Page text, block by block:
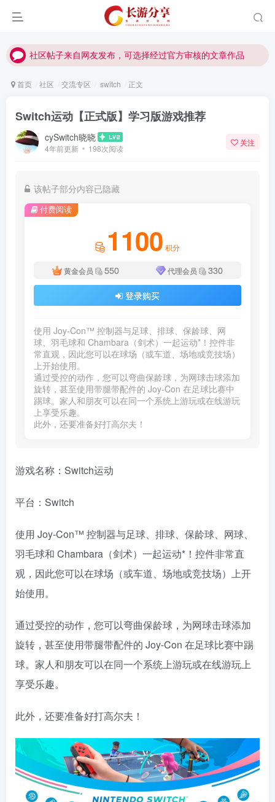
社区帖子来自网友发布，可选择经过官方审核的文章作品
社区帖子来自网友发布，可选择经过官方审核的文章作品
首页 社区 交流专区 switch 正文
Switch运动【正式版】学习版游戏推荐
cySwitch晓晓
4年前更新 198次阅读
关注
该帖子部分内容已隐藏
付费阅读
1100 积分
黄金会员 550 代理会员 330
登录购买
使用 Joy-Con™ 控制器与足球、排球、保龄球、网
球、羽毛球和 Chambara（剑术）一起运动*！控件非
常直观，因此您可以在球场（或车道、场地或竞技场）
上开始使用。
通过受控的动作，您可以弯曲保龄球，为网球击球添加
旋转，甚至使用带腿带配件的 Joy-Con 在足球比赛中
踢球。家人和朋友可以在同一个系统上游玩或在线游玩
上享受乐趣。
此外，还要准备好打高尔夫！
游戏名称：Switch运动
平台：Switch
使用 Joy-Con™ 控制器与足球、排球、保龄球、网球、
羽毛球和 Chambara（剑术）一起运动*！控件非常直
观，因此您可以在球场（或车道、场地或竞技场）上开
始使用。
通过受控的动作，您可以弯曲保龄球，为网球击球添加
旋转，甚至使用带腿带配件的 Joy-Con 在足球比赛中踢
球。家人和朋友可以在同一个系统上游玩或在线游玩上
享受乐趣。
此外，还要准备好打高尔夫！